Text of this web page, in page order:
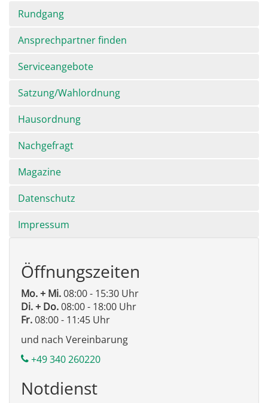
Rundgang
Ansprechpartner finden
Serviceangebote
Satzung/Wahlordnung
Hausordnung
Nachgefragt
Magazine
Datenschutz
Impressum
Öffnungszeiten
Mo. + Mi.08:00 - 15:30 Uhr
Di. + Do.08:00 - 18:00 Uhr
Fr.08:00 - 11:45 Uhr
und nach Vereinbarung
+49 340 260220
Notdienst